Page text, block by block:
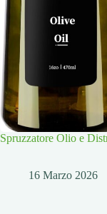
Spruzzatore Olio e
16 Marzo 2026